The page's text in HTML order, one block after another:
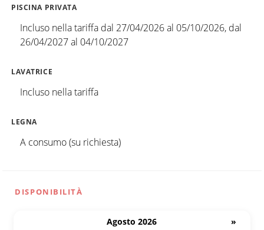
PISCINA PRIVATA
Incluso nella tariffa dal 27/04/2026 al 05/10/2026, dal
26/04/2027 al 04/10/2027
LAVATRICE
Incluso nella tariffa
LEGNA
A consumo (su richiesta)
DISPONIBILITÀ
Agosto 2026
»